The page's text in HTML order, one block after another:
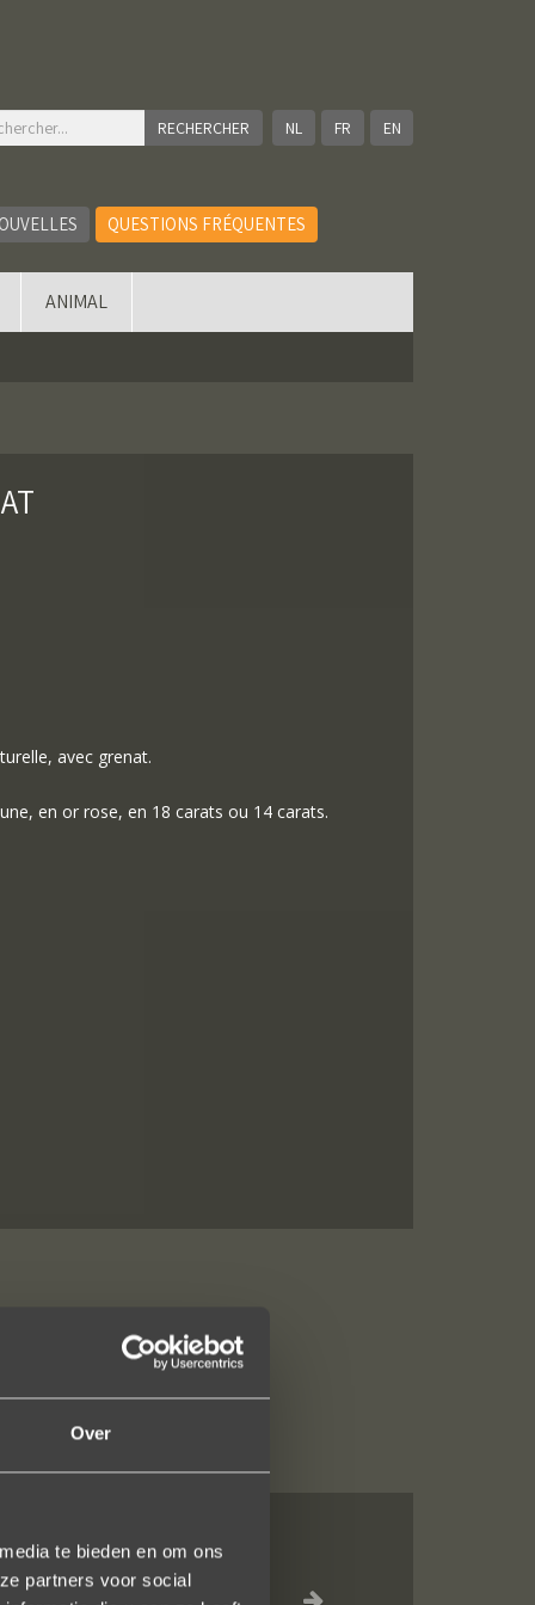
Over
te bieden en om ons
partners voor social
NL FR EN
QUESTIONS FRÉQUENTES
ANIMAL
avec grenat.
en or rose, en 18 carats ou 14 carats.
liefdevol